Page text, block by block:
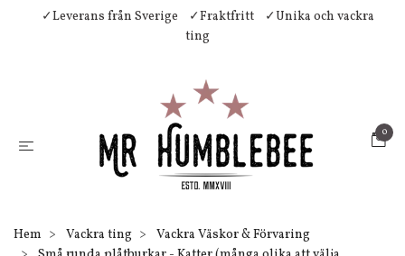
✓Leverans från Sverige ✓Fraktfritt
✓Unika och vackra
ting
0
Hem Vackra ting
Vackra Väskor & Förvaring